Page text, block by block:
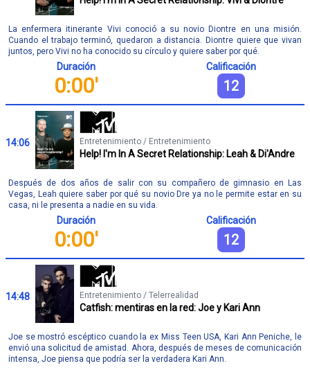
La enfermera itinerante Vivi conoció a su novio Diontre en una misión.
Cuando el trabajo terminó, quedaron a distancia. Diontre quiere que vivan
juntos, pero Vivi no ha conocido su círculo y quiere saber por qué.
Duración
0:00'
Calificación
12
14:06 Entretenimiento / Entretenimiento
Help! I'm In A Secret Relationship: Leah & Di'Andre
Después de dos años de salir con su compañero de gimnasio en Las
Vegas, Leah quiere saber por qué su novio Dre ya no le permite estar en su
casa, ni le presenta a nadie en su vida.
Duración
0:00'
Calificación
12
14:48 Entretenimiento / Telerrealidad
Catfish: mentiras en la red: Joe y Kari Ann
Joe se mostró escéptico cuando la ex Miss Teen USA, Kari Ann Peniche, le
envió una solicitud de amistad. Ahora, después de meses de comunicación
intensa, Joe piensa que podría ser la verdadera Kari Ann.